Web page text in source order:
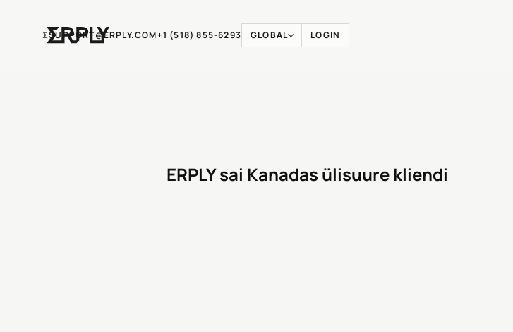
ƩSUPPORT@ERPLY.COM+1 (518) 855-6293 GLOBAL LOGIN
ERPLY sai Kanadas ülisuure kliendi